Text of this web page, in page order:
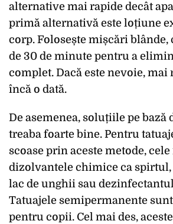
alternative mai rapide decât
primă alternativă este loțiune
corp. Folosește mișcări
de 30 de minute pentru a
complet. Dacă este nevoie, mai
încă o dată.
De asemenea, soluțiile pe bază
treaba foarte bine. Pentru
scoase prin aceste metode,
dizolvantele chimice ca
lac de unghii sau
Tatuajele semipermanente
pentru copii. Cel mai des,